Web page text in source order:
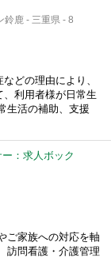
鈴鹿 - 三重県 - 8
どの理由により、
利用者様が日常生
生活の補助、支援
ー：求人ボック
ご家族への対応を軸
訪問看護・介護管理